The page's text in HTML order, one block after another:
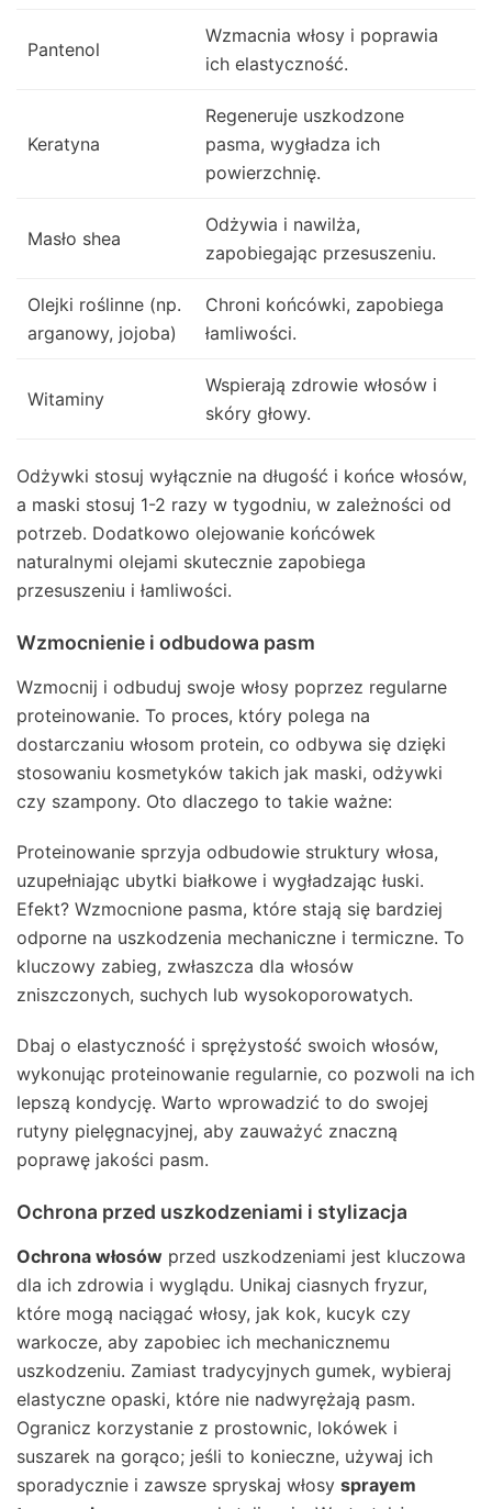
Pantenol
Wzmacnia włosy i poprawia
ich elastyczność.
Keratyna
Regeneruje uszkodzone
pasma, wygładza ich
powierzchnię.
Masło shea
Odżywia i nawilża,
zapobiegając przesuszeniu.
Olejki roślinne (np.
arganowy, jojoba)
Chroni końcówki, zapobiega
łamliwości.
Witaminy
Wspierają zdrowie włosów i
skóry głowy.
Odżywki stosuj wyłącznie na długość i końce włosów,
a maski stosuj 1-2 razy w tygodniu, w zależności od
potrzeb. Dodatkowo olejowanie końcówek
naturalnymi olejami skutecznie zapobiega
przesuszeniu i łamliwości.
Wzmocnienie i odbudowa pasm
Wzmocnij i odbuduj swoje włosy poprzez regularne
proteinowanie. To proces, który polega na
dostarczaniu włosom protein, co odbywa się dzięki
stosowaniu kosmetyków takich jak maski, odżywki
czy szampony. Oto dlaczego to takie ważne:
Proteinowanie sprzyja odbudowie struktury włosa,
uzupełniając ubytki białkowe i wygładzając łuski.
Efekt? Wzmocnione pasma, które stają się bardziej
odporne na uszkodzenia mechaniczne i termiczne. To
kluczowy zabieg, zwłaszcza dla włosów
zniszczonych, suchych lub wysokoporowatych.
Dbaj o elastyczność i sprężystość swoich włosów,
wykonując proteinowanie regularnie, co pozwoli na ich
lepszą kondycję. Warto wprowadzić to do swojej
rutyny pielęgnacyjnej, aby zauważyć znaczną
poprawę jakości pasm.
Ochrona przed uszkodzeniami i stylizacja
Ochrona włosów przed uszkodzeniami jest kluczowa
dla ich zdrowia i wyglądu. Unikaj ciasnych fryzur,
które mogą naciągać włosy, jak kok, kucyk czy
warkocze, aby zapobiec ich mechanicznemu
uszkodzeniu. Zamiast tradycyjnych gumek, wybieraj
elastyczne opaski, które nie nadwyrężają pasm.
Ogranicz korzystanie z prostownic, lokówek i
suszarek na gorąco; jeśli to konieczne, używaj ich
sporadycznie i zawsze spryskaj włosy sprayem